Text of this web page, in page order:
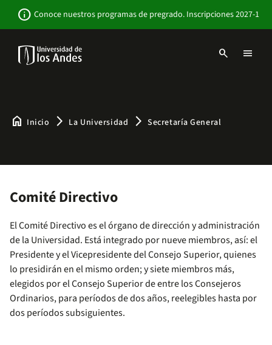
contenido
info Conoce nuestros programas de pregrado. Inscripciones 2027-1
search menu
home Inicio arrow_forward_ios La Universidad arrow_forward_ios Secretaría General
Comité Directivo
El Comité Directivo es el órgano de dirección y administración
de la Universidad. Está integrado por nueve miembros, así: el
Presidente y el Vicepresidente del Consejo Superior, quienes
lo presidirán en el mismo orden; y siete miembros más,
elegidos por el Consejo Superior de entre los Consejeros
Ordinarios, para períodos de dos años, reelegibles hasta por
dos períodos subsiguientes.